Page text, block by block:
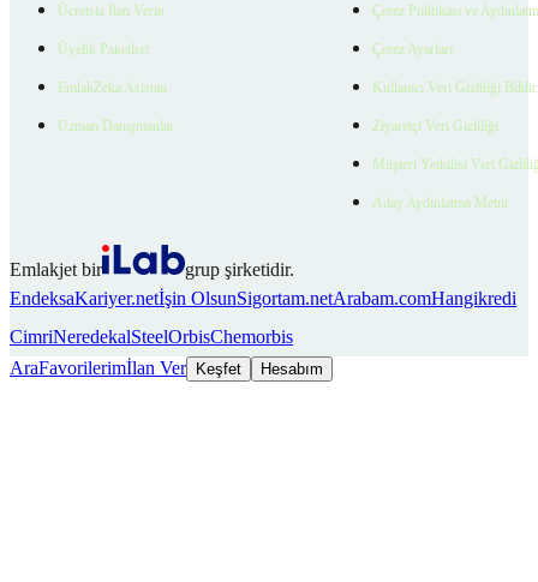
Ücretsiz İlan Verin
Üyelik Paketleri
EmlakZeka Asistan
Uzman Danışmanlar
Çerez Politikası ve
Çerez Ayarları
Kullanıcı Veri Gizliliği
Ziyaretçi Veri Gizliliği
Müşteri Yetkilisi Veri
Aday Aydınlatma Metni
Emlakjet bir
grup şirketidir.
EndeksaKariyer.netİşin OlsunSigortam.netArabam.comHangikredi
CimriNeredekalSteelOrbisChemorbis
AraFavorilerimİlan Ver Keşfet Hesabım